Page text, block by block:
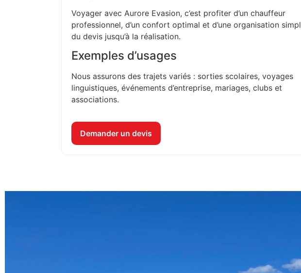
Voyager avec Aurore Evasion, c’est profiter d’un chauffeur
professionnel, d’un confort optimal et d’une organisation
du devis jusqu’à la réalisation.
Exemples d’usages
Nous assurons des trajets variés : sorties scolaires, voyages
linguistiques, événements d’entreprise, mariages, clubs et
associations.
Demander un devis